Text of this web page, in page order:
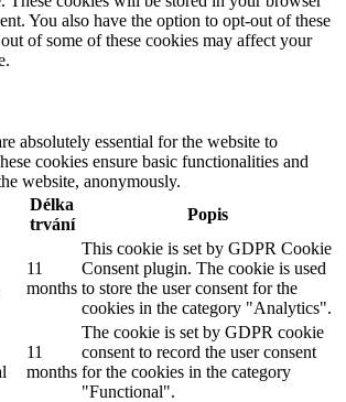
You also have the option to opt-out of these
of some of these cookies may affect your
absolutely essential for the website to
cookies ensure basic functionalities and
website, anonymously.
Délka
trvání
Popis
11
months
This cookie is set by GDPR Cookie
Consent plugin. The cookie is used
to store the user consent for the
cookies in the category "Analytics".
11
months
The cookie is set by GDPR cookie
consent to record the user consent
for the cookies in the category
"Functional".